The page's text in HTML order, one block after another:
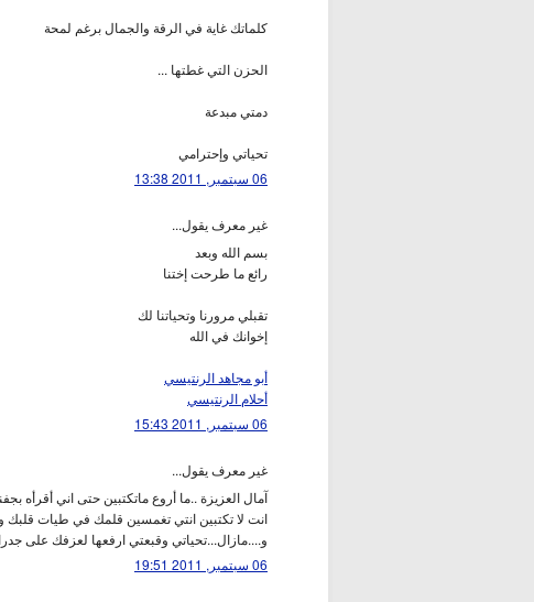
كلماتك غاية في الرقة والجمال برغم لمحة
الحزن التي غطتها ...
دمتي مبدعة
تحياتي وإحترامي
06 سبتمبر, 2011 13:38
غير معرف يقول...
بسم الله وبعد
رائع ما طرحت إختنا
تقبلي مرورنا وتحياتنا لك
إخوانك في الله
أبو مجاهد الرنتيسي
أحلام الرنتيسي
06 سبتمبر, 2011 15:43
غير معرف يقول...
آمال العزيزة ..ما أروع ماتكتبين حتى اني أقرأه
انت لا تكتبين انتي تغمسين قلمك في طيات قلبك
و....مازال...تحياتي وقبعتي ارفعها لعزفك على
06 سبتمبر, 2011 19:51